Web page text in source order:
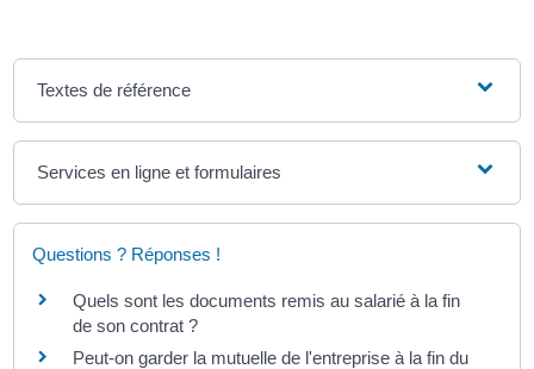
Textes de référence
Services en ligne et formulaires
Questions ? Réponses !
Quels sont les documents remis au salarié à la fin
de son contrat ?
Peut-on garder la mutuelle de l'entreprise à la fin du